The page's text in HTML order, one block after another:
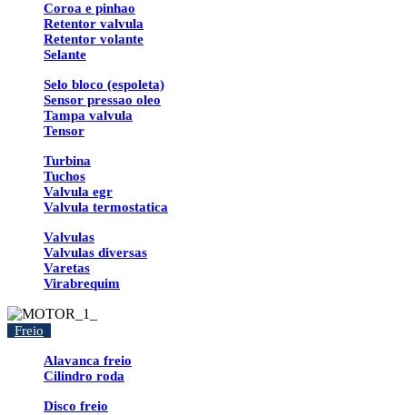
Coroa e pinhao
Retentor valvula
Retentor volante
Selante
Selo bloco (espoleta)
Sensor pressao oleo
Tampa valvula
Tensor
Turbina
Tuchos
Valvula egr
Valvula termostatica
Valvulas
Valvulas diversas
Varetas
Virabrequim
Freio
Alavanca freio
Cilindro roda
Disco freio